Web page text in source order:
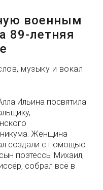
военным
89-летняя
музыку и вокал
Ильина посвятила
Женщина
создали с помощью
поэтессы Михаил,
собрал всё в